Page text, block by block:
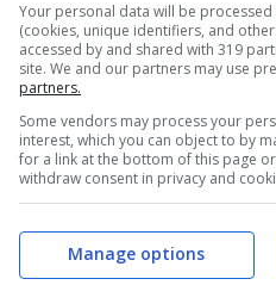
la dispersione di
polso.
le lamelle verso
ogni lamella tra pollice
continuo e leggero.
delle lamelle e
Your personal data will be
(cookies, unique identifiers, and
accessed by and shared with 319
site. We and our partners may use
partners.
Some vendors may process your
interest, which you can object to by
for a link at the bottom of this page
withdraw consent in privacy and
Manage options